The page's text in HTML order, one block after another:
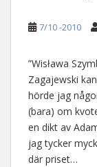
7/10 -2010
”Wisława
Zagajewski
hörde jag
(bara) om
en dikt av
jag tycker
där priset…